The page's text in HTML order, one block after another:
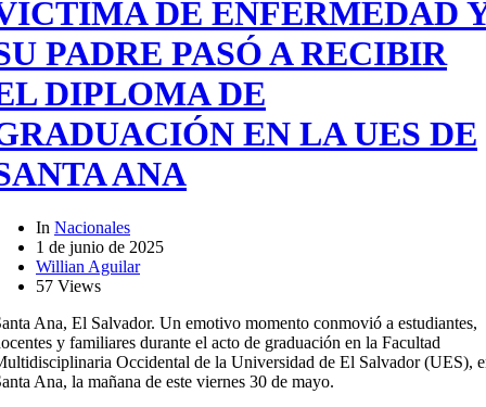
DE ENFERMEDAD
PADRE PASÓ A RECIBIR
DIPLOMA DE
EN LA UES DE
ANA
In Nacionales
1 de junio de 2025
Willian Aguilar
57 Views
Ana, El Salvador. Un emotivo momento conmovió a estudiantes,
y familiares durante el acto de graduación en la Facultad
Occidental de la Universidad de El Salvador (UES),
Ana, la mañana de este viernes 30 de mayo.